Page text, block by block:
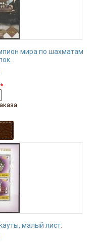
мира по шахматам
*
малый лист.